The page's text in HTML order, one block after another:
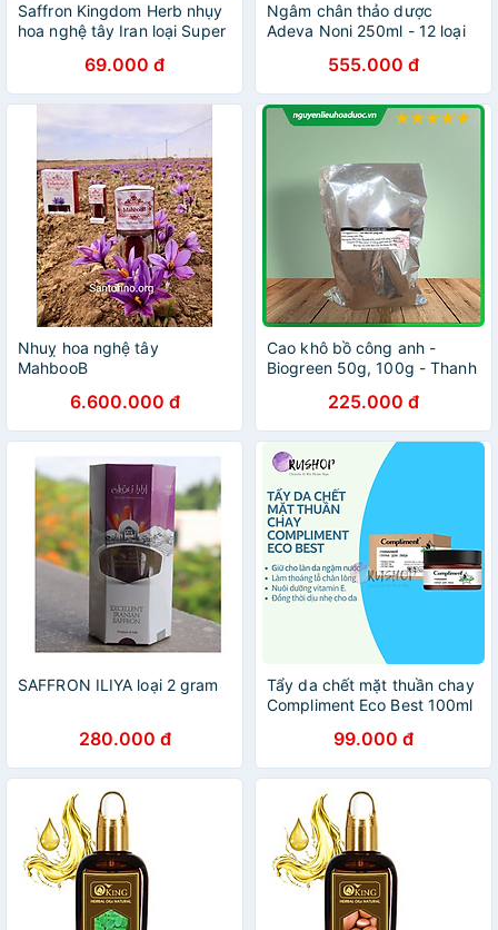
Saffron Kingdom Herb nhụy
hoa nghệ tây Iran loại Super
hãng (mẫu thử hộp 0.1
gram) - Tặng bình nước thủy
tinh cao cấp 500 ml
69.000 đ
Ngâm chân thảo dược
Adeva Noni 250ml - 12 loại
cần đun nấu, không cần rửa
lại, không lo đổ rác
555.000 đ
Nhuỵ hoa nghệ tây
MahbooB
6.600.000 đ
Cao khô bồ công anh -
Biogreen 50g, 100g - Thanh
225.000 đ
SAFFRON ILIYA loại 2 gram
280.000 đ
Tẩy da chết mặt thuần chay
Compliment Eco Best 100ml
99.000 đ